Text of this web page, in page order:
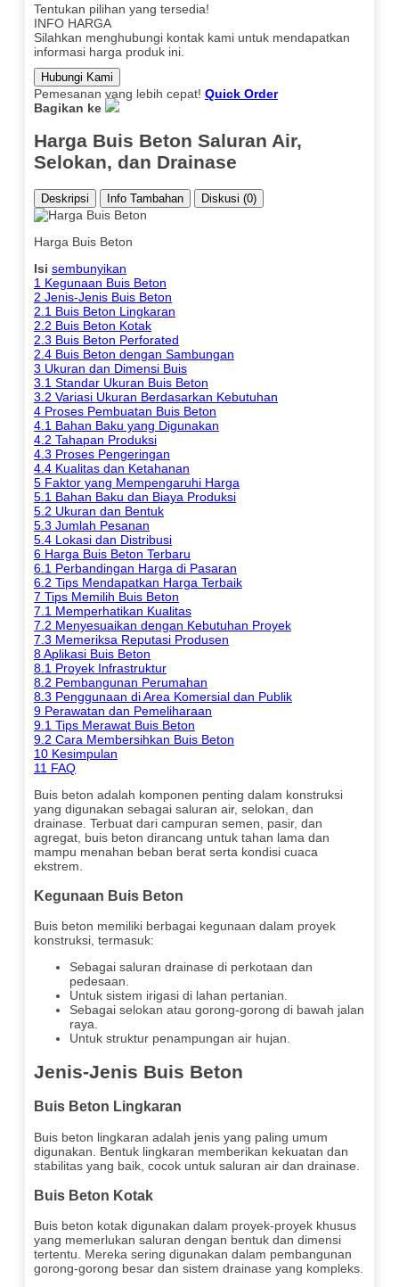
Tentukan pilihan yang tersedia!
INFO HARGA
Silahkan menghubungi kontak kami untuk mendapatkan
informasi harga produk ini.
Hubungi Kami
Pemesanan yang lebih cepat! Quick Order
Bagikan ke
Harga Buis Beton Saluran Air,
Selokan, dan Drainase
Deskripsi Info Tambahan Diskusi (0)
Harga Buis Beton
Isi sembunyikan
1 Kegunaan Buis Beton
2 Jenis-Jenis Buis Beton
2.1 Buis Beton Lingkaran
2.2 Buis Beton Kotak
2.3 Buis Beton Perforated
2.4 Buis Beton dengan Sambungan
3 Ukuran dan Dimensi Buis
3.1 Standar Ukuran Buis Beton
3.2 Variasi Ukuran Berdasarkan Kebutuhan
4 Proses Pembuatan Buis Beton
4.1 Bahan Baku yang Digunakan
4.2 Tahapan Produksi
4.3 Proses Pengeringan
4.4 Kualitas dan Ketahanan
5 Faktor yang Mempengaruhi Harga
5.1 Bahan Baku dan Biaya Produksi
5.2 Ukuran dan Bentuk
5.3 Jumlah Pesanan
5.4 Lokasi dan Distribusi
6 Harga Buis Beton Terbaru
6.1 Perbandingan Harga di Pasaran
6.2 Tips Mendapatkan Harga Terbaik
7 Tips Memilih Buis Beton
7.1 Memperhatikan Kualitas
7.2 Menyesuaikan dengan Kebutuhan Proyek
7.3 Memeriksa Reputasi Produsen
8Aplikasi Buis Beton
8.1 Proyek Infrastruktur
8.2 Pembangunan Perumahan
8.3 Penggunaan di Area Komersial dan Publik
9 Perawatan dan Pemeliharaan
9.1 Tips Merawat Buis Beton
9.2 Cara Membersihkan Buis Beton
10 Kesimpulan
11 FAQ
Buis beton adalah komponen penting dalam konstruksi
yang digunakan sebagai saluran air, selokan, dan
drainase. Terbuat dari campuran semen, pasir, dan
agregat, buis beton dirancang untuk tahan lama dan
mampu menahan beban berat serta kondisi cuaca
ekstrem.
Kegunaan Buis Beton
Buis beton memiliki berbagai kegunaan dalam proyek
konstruksi, termasuk:
Sebagai saluran drainase di perkotaan dan
pedesaan.
Untuk sistem irigasi di lahan pertanian.
Sebagai selokan atau gorong-gorong di bawah jalan
raya.
Untuk struktur penampungan air hujan.
Jenis-Jenis Buis Beton
Buis Beton Lingkaran
Buis beton lingkaran adalah jenis yang paling umum
digunakan. Bentuk lingkaran memberikan kekuatan dan
stabilitas yang baik, cocok untuk saluran air dan drainase.
Buis Beton Kotak
Buis beton kotak digunakan dalam proyek-proyek khusus
yang memerlukan saluran dengan bentuk dan dimensi
tertentu. Mereka sering digunakan dalam pembangunan
gorong-gorong besar dan sistem drainase yang kompleks.